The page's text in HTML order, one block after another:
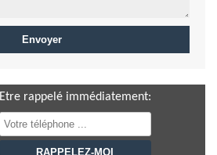
Etre rappelé immédiatement: